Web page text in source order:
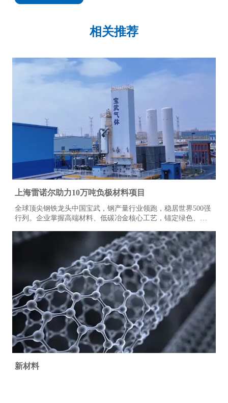
相关推荐
上海雷诺尔助力10万吨负极材料项目
全球顶尖钢铁龙头中国宝武，钢产量行业领跑，稳居世界500强
行列。企业掌握高端材料、低碳冶金核心工艺，锚定绿色、智
新材料